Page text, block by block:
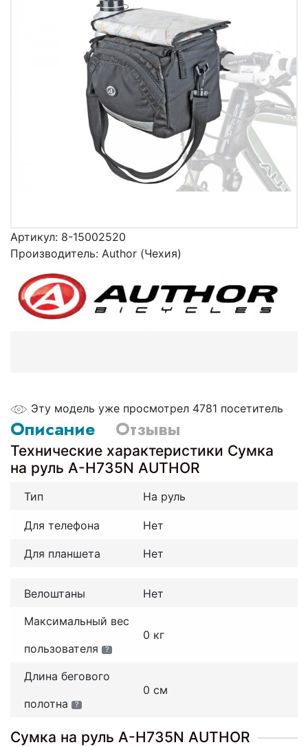
Артикул: 8-15002520
Производитель: Author (Чехия)
Эту модель уже просмотрел 4781 посетитель
Описание Отзывы
Технические характеристики Сумка
на руль A-H735N AUTHOR
Тип На руль
Для телефона Нет
Для планшета Нет
Велоштаны
Нет
Максимальный вес
пользователя
?
0 кг
Длина бегового
полотна
?
0 см
Сумка на руль A-H735N AUTHOR